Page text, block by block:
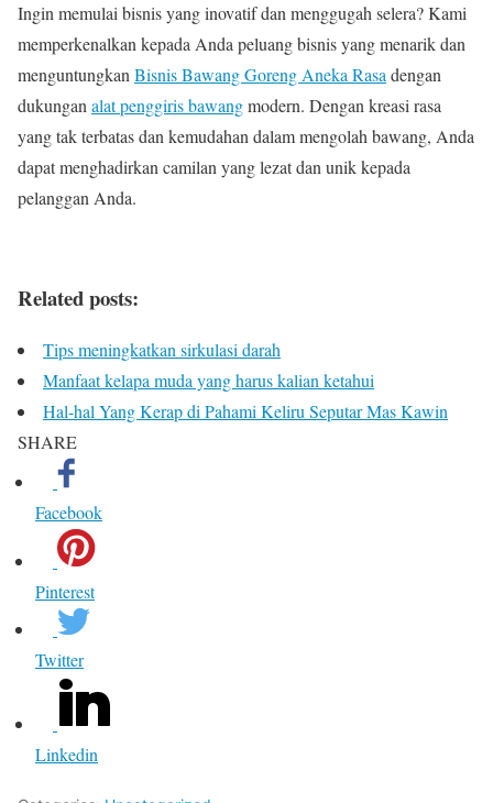
Ingin memulai bisnis yang inovatif dan menggugah selera? Kami
memperkenalkan kepada Anda peluang bisnis yang menarik dan
menguntungkan Bisnis Bawang Goreng Aneka Rasa dengan
dukungan alat penggiris bawangmodern. Dengan kreasi rasa
yang tak terbatas dan kemudahan dalam mengolah bawang, Anda
dapat menghadirkan camilan yang lezat dan unik kepada
pelanggan Anda.
Related posts:
Tips meningkatkan sirkulasi darah
Manfaat kelapa muda yang harus kalian ketahui
Hal-hal Yang Kerap di Pahami Keliru Seputar Mas Kawin
SHARE
Facebook
Pinterest
Twitter
Linkedin